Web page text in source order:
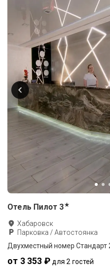
Отель Пилот 3★
Хабаровск
Парковка / Автостоянка
Двухместный номер Стандарт
от 3 353 ₽ для 2 гостей